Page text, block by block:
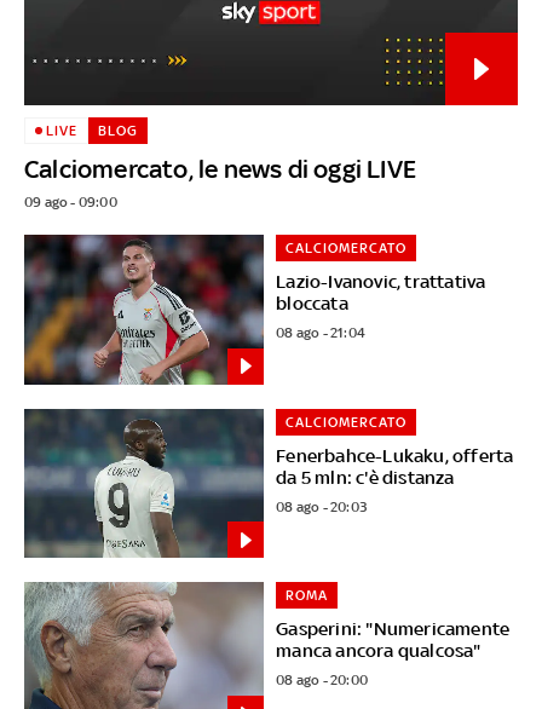
Calciomercato, le news di oggi LIVE
LIVE BLOG
09 ago - 09:00
Lazio-Ivanovic, trattativa
bloccata
CALCIOMERCATO
08 ago - 21:04
Fenerbahce-Lukaku, offerta
da 5 mln: c'è distanza
CALCIOMERCATO
08 ago - 20:03
Gasperini: "Numericamente
manca ancora qualcosa"
ROMA
08 ago - 20:00